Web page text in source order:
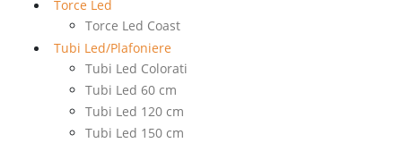
Torce Led
Torce Led Coast
Tubi Led/Plafoniere
Tubi Led Colorati
Tubi Led 60 cm
Tubi Led 120 cm
Tubi Led 150 cm